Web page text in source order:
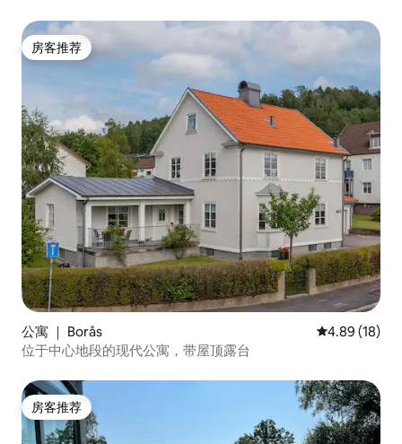
房客推荐
房客推荐
公寓 ｜ Borås 平均评分
4.89 (18)
位于中心地段的现代公寓，带屋顶露台
房客推荐
房客推荐